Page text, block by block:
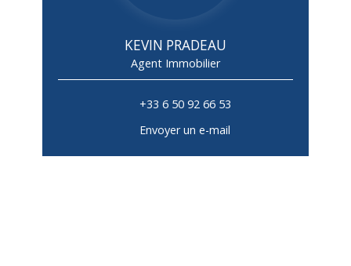
KEVIN PRADEAU
Agent Immobilier
+33 6 50 92 66 53
Envoyer un e-mail